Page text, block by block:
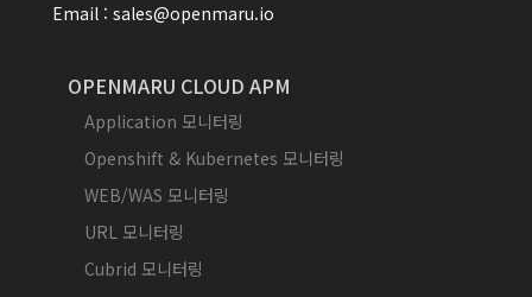
Email : sales@openmaru.io
OPENMARU CLOUD APM
Application 모니터링
Openshift & Kubernetes 모니터링
WEB/WAS 모니터링
URL 모니터링
Cubrid 모니터링